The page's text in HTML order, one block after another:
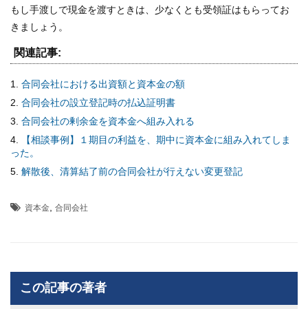
もし手渡しで現金を渡すときは、少なくとも受領証はもらってお
きましょう。
関連記事:
合同会社における出資額と資本金の額
合同会社の設立登記時の払込証明書
合同会社の剰余金を資本金へ組み入れる
【相談事例】１期目の利益を、期中に資本金に組み入れてしま
った。
解散後、清算結了前の合同会社が行えない変更登記
資本金, 合同会社
この記事の著者